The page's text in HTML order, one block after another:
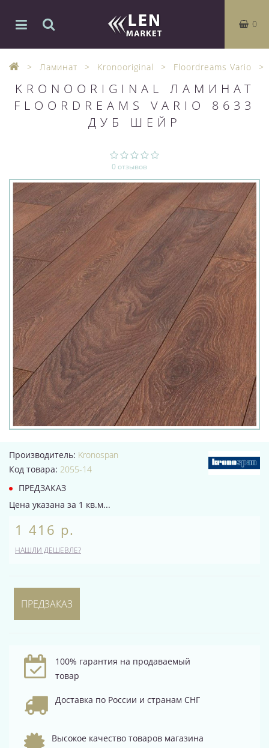
0
Ламинат Kronooriginal Floordreams Vario
KRONOORIGINAL ЛАМИНАТ
FLOORDREAMS VARIO 8633
ДУБ ШЕЙР
0 отзывов
Производитель: Kronospan
Код товара: 2055-14
ПРЕДЗАКАЗ
Цена указана за 1 кв.м...
1 416 р.
НАШЛИ ДЕШЕВЛЕ?
ПРЕДЗАКАЗ
100% гарантия на продаваемый
товар
Доставка по России и странам СНГ
Высокое качество товаров магазина